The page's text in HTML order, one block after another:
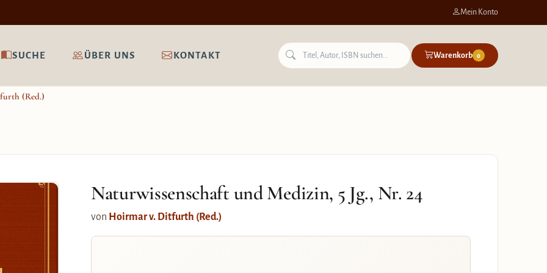
Mein Konto
SUCHE ÜBER UNS KONTAKT Warenkorb 0
(Red.)
Naturwissenschaft und Medizin, 5 Jg., Nr. 24
von Hoirmar v. Ditfurth (Red.)